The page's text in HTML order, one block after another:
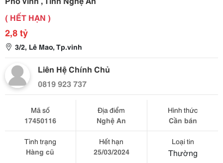
( HẾT HẠN )
2,8 tỷ
3/2, Lê Mao, Tp.vinh
Liên Hệ Chính Chủ
0819 923 737
Mã số
17450116
Địa điểm
Nghệ An
Hình thức
Cần bán
Tình trạng
Hàng cũ
Hết hạn
25/03/2024
Loại tin
Thường